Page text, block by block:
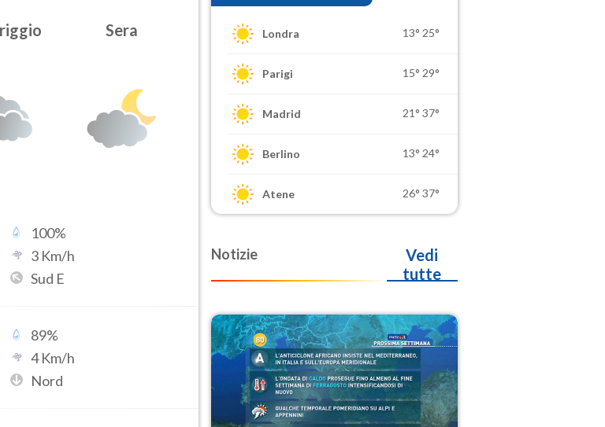
Sera
100%
3 Km/h
Sud E
89%
4Km/h
Nord
Londra 13° 25°
Parigi 15° 29°
Madrid 21° 37°
Berlino 13° 24°
Atene 26° 37°
Notizie
Vedi
tutte